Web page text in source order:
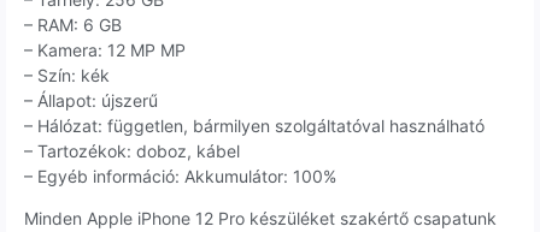
– RAM: 6 GB
– Kamera: 12 MP MP
– Szín: kék
– Állapot: újszerű
– Hálózat: független, bármilyen szolgáltatóval használható
– Tartozékok: doboz, kábel
– Egyéb információ: Akkumulátor: 100%
Minden Apple iPhone 12 Pro készüléket szakértő csapatunk